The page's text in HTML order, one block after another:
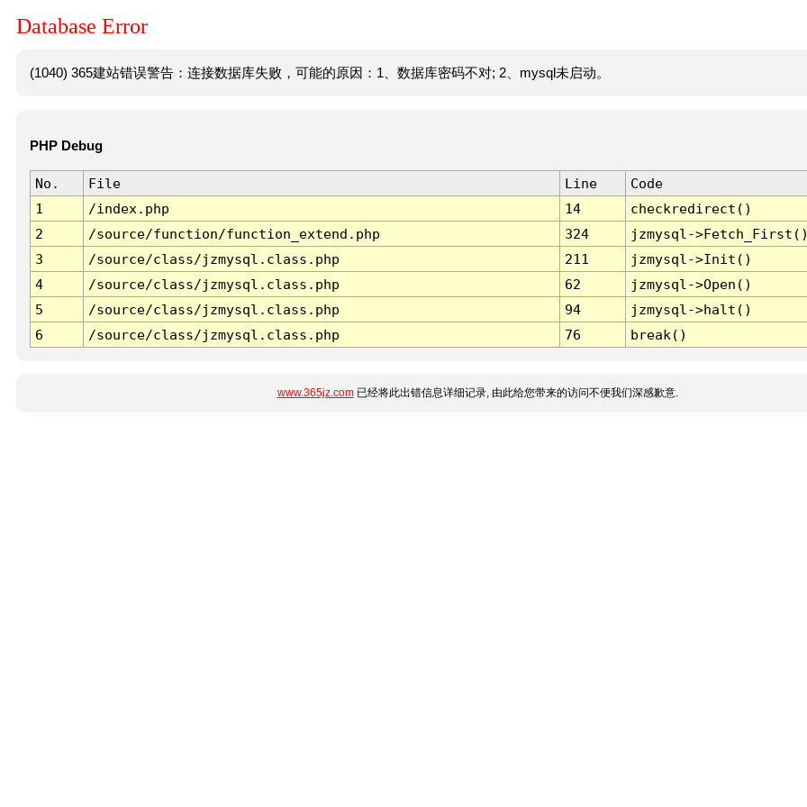
Database Error
(1040) 365建站错误警告：连接数据库失败，可能的原因：1、数据库密码不对; 2、mysql未启动。
PHP Debug
No. File Line
Code
1
/index.php 14
checkredirect()
2
/source/function/function_extend.php 324
jzmysql-
3
/source/class/jzmysql.class.php 211
jzmysql->Init()
4
/source/class/jzmysql.class.php 62
jzmysql->Open()
5
/source/class/jzmysql.class.php 94
jzmysql->halt()
6
/source/class/jzmysql.class.php 76 break()
www.365jz.com已经将此出错信息详细记录, 由此给您带来的访问不便我们深感歉意.